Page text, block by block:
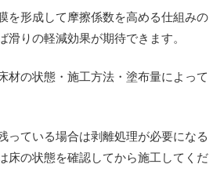
を形成して摩擦係数を高める仕組みの
滑りの軽減効果が期待できます。
材の状態・施工方法・塗布量によって
っている場合は剥離処理が必要になる
床の状態を確認してから施工してくだ